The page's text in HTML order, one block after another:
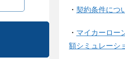
・ 契約条件につ
・ マイカーロー
額シミュレーシ